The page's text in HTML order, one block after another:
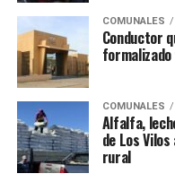
COMUNALES
Conductor
COMUNALES
Alfalfa,
de Los
rural